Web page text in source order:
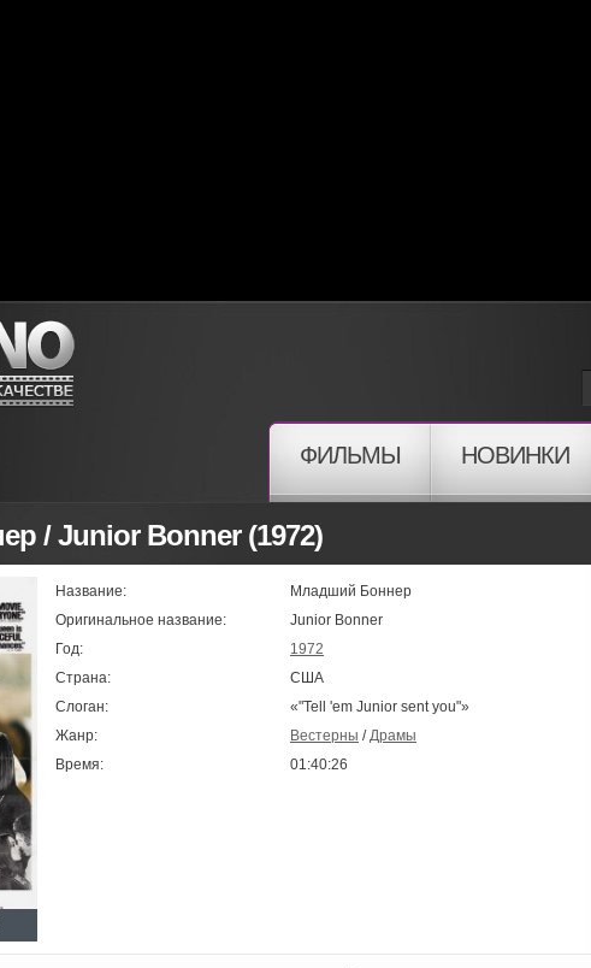
ФИЛЬМЫ НОВИНКИ
/ Junior Bonner (1972)
Название:
Младший Боннер
Оригинальное название:
Junior Bonner
Год:
1972
Страна:
США
Слоган:
«"Tell 'em Junior sent you"»
Жанр:
Вестерны /Драмы
Время:
01:40:26